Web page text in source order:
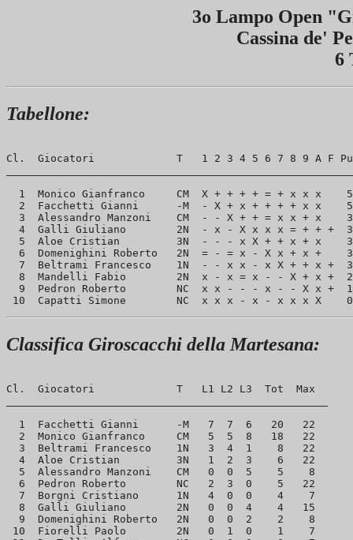
3o Lampo Open
Cassina de'
6
Tabellone:
Cl.  Giocatori             T   1 2 3 4 5 6 7 8 9 A F
1  Monico Gianfranco     CM  X + + + + = + x x x
2  Facchetti Gianni      -M  - X + x + + + + x x
3  Alessandro Manzoni    CM  - - X + + = x x + x
4  Galli Giuliano        2N  - x - X x x x = + + +
5  Aloe Cristian         3N  - - - x X + + x + x
6  Domenighini Roberto   2N  = - = x - X x + x +
7  Beltrami Francesco    1N  - - x x - x X + + x +
8  Mandelli Fabio        2N  x - x = x - - X + x +
9  Pedron Roberto        NC  x x - - - x - - X x +
Classifica Giroscacchi della Martesana:
Cl.  Giocatori             T   L1 L2 L3  Tot  Max
  1  Facchetti Gianni      -M   7  7  6   20   22
  2  Monico Gianfranco     CM   5  5  8   18   22
  3  Beltrami Francesco    1N   3  4  1    8   22
  4  Aloe Cristian         3N   1  2  3    6   22
  5  Alessandro Manzoni    CM   0  0  5    5    8
  6  Pedron Roberto        NC   2  3  0    5   22
  7  Borgni Cristiano      1N   4  0  0    4    7
  8  Galli Giuliano        2N   0  0  4    4   15
  9  Domenighini Roberto   2N   0  0  2    2    8
10  Fiorelli Paolo        2N   0  1  0    1    7